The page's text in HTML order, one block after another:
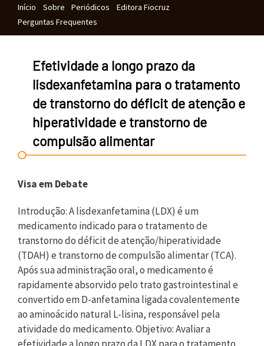
Navegação principal
Início Sobre Periódicos
Editora Fiocruz
Perguntas Frequentes
Efetividade a longo prazo da
lisdexanfetamina para o tratamento
de transtorno do déficit de atenção e
hiperatividade e transtorno de
compulsão alimentar
Visa em Debate
Introdução: A lisdexanfetamina (LDX) é um
medicamento indicado para o tratamento de
transtorno do déficit de atenção/hiperatividade
(TDAH) e transtorno de compulsão alimentar (TCA).
Após sua administração oral, o medicamento é
rapidamente absorvido pelo trato gastrointestinal e
convertido em D-anfetamina ligada covalentemente
ao aminoácido natural L-lisina, responsável pela
atividade do medicamento. Objetivo: Avaliar a
efetividade a longo prazo da LDX para o tratamento